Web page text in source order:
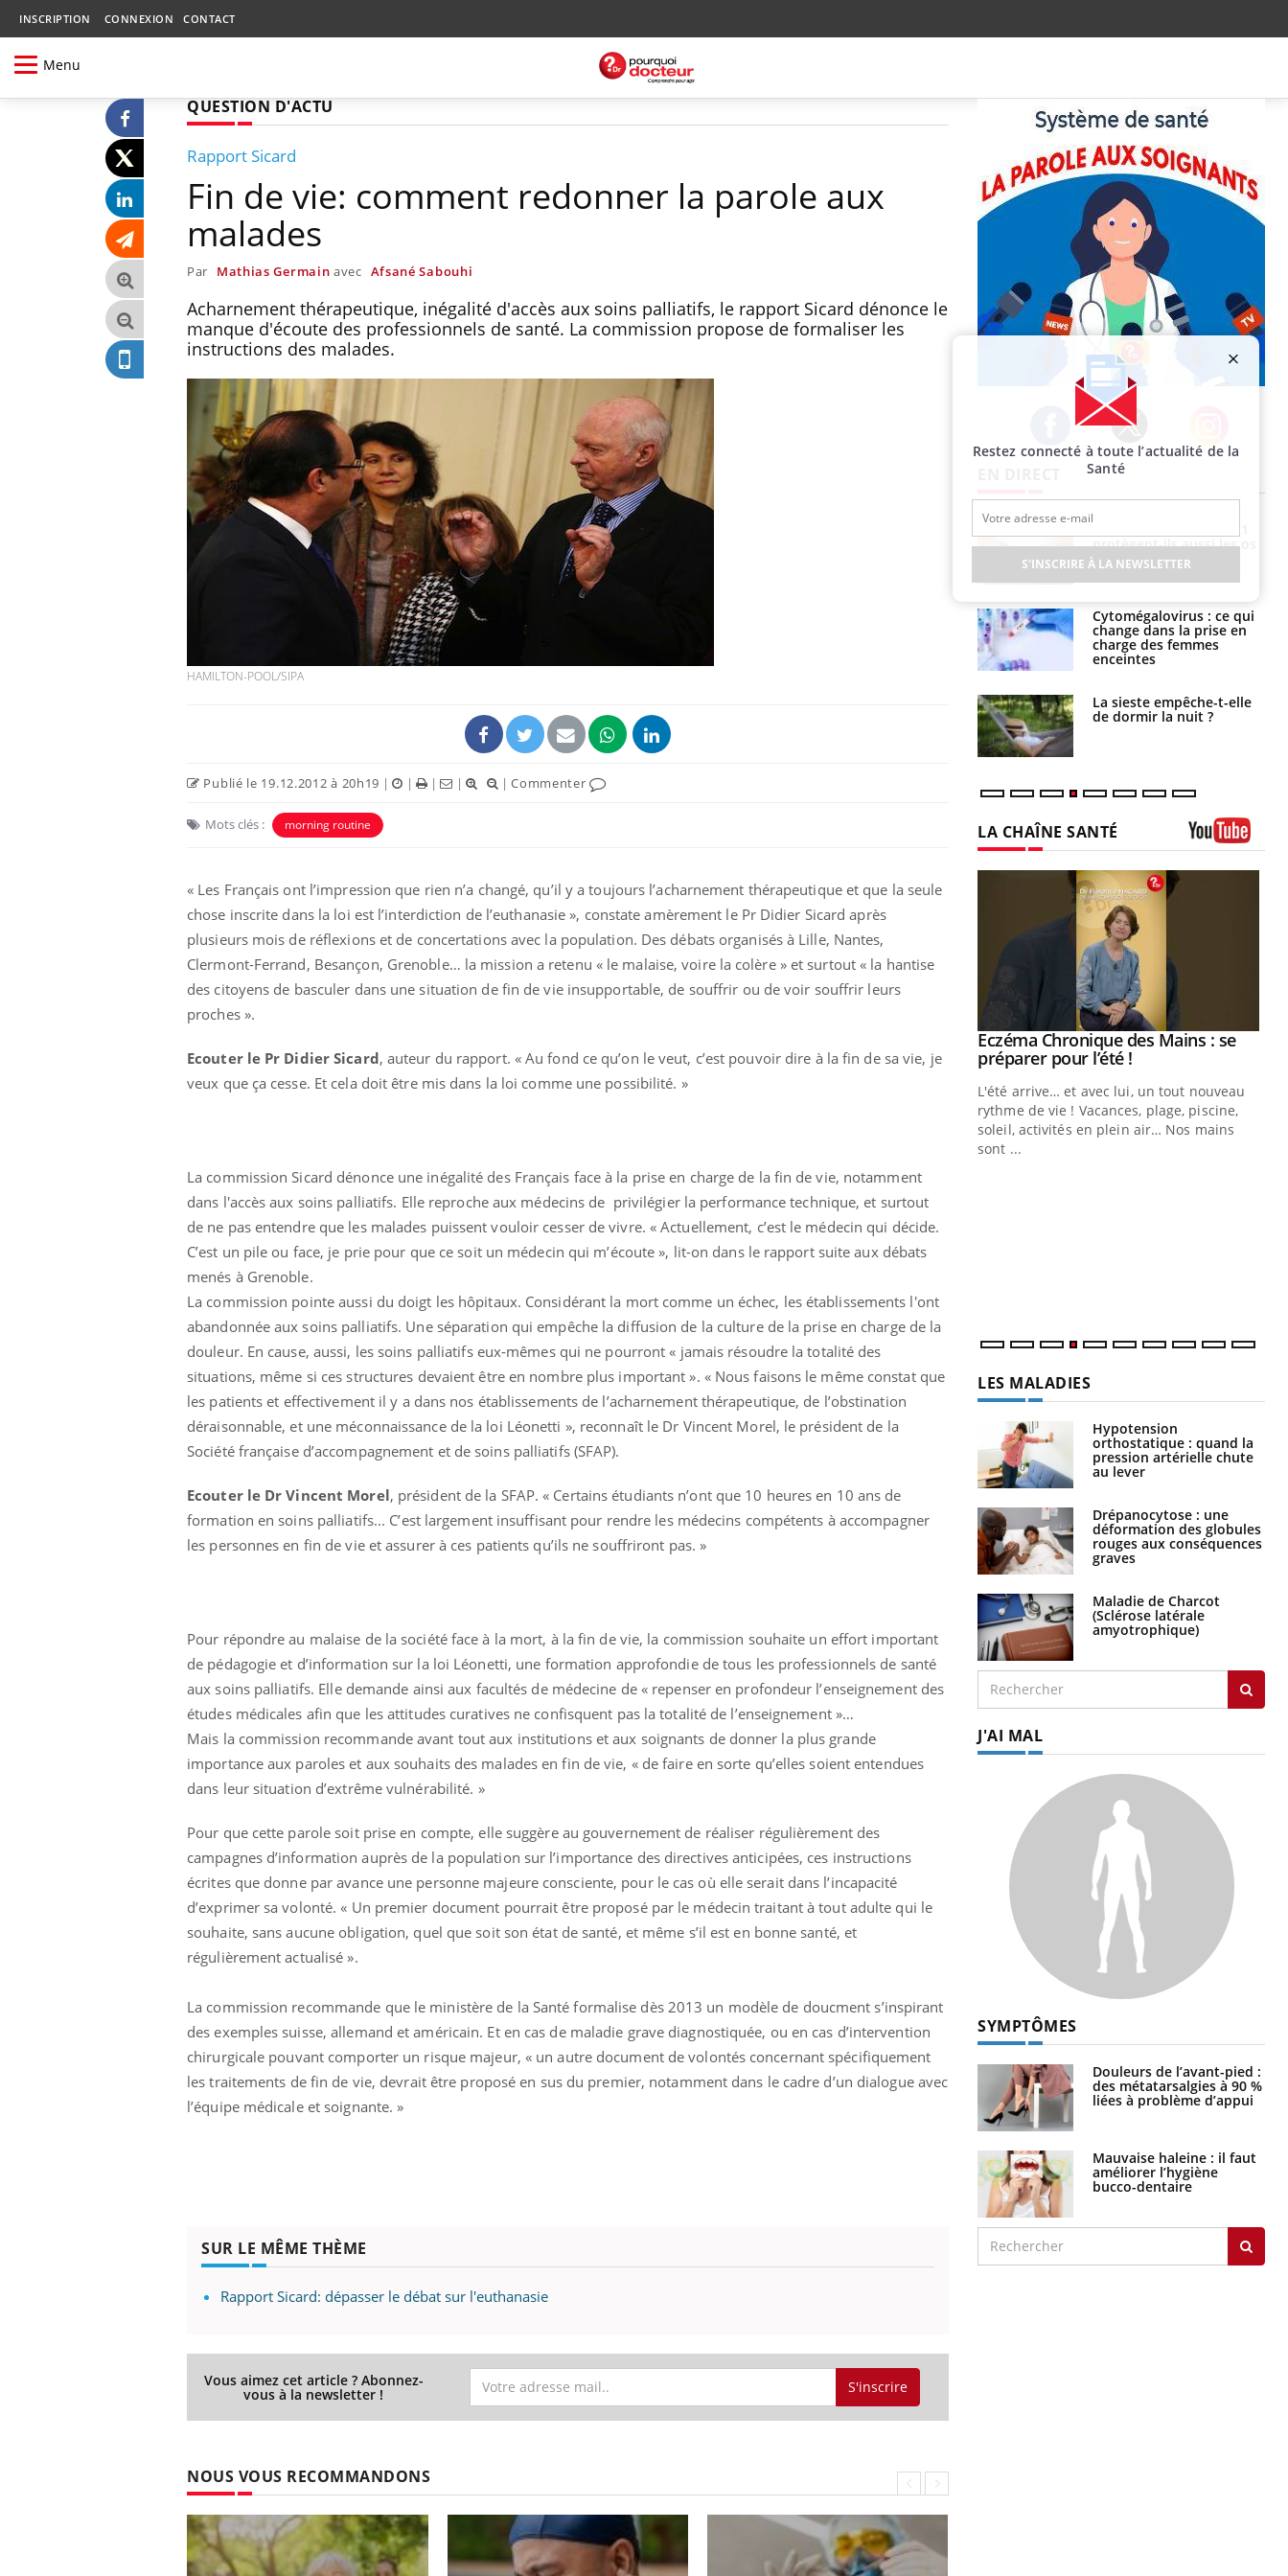
INSCRIPTION CONNEXION CONTACT
Menu
QUESTION D'ACTU
Rapport Sicard
Fin de vie: comment redonner la parole aux
malades
Par Mathias Germain avec Afsané Sabouhi
Acharnement thérapeutique, inégalité d'accès aux soins palliatifs, le rapport Sicard dénonce le
manque d'écoute des professionnels de santé. La commission propose de formaliser les
instructions des malades.
HAMILTON-POOL/SIPA
Publié le 19.12.2012 à 20h19 | | | | |Commenter
Mots clés : morning routine
« Les Français ont l’impression que rien n’a changé, qu’il y a toujours l’acharnement thérapeutique et que la seule
chose inscrite dans la loi est l’interdiction de l’euthanasie », constate amèrement le Pr Didier Sicard après
plusieurs mois de réflexions et de concertations avec la population. Des débats organisés à Lille, Nantes,
Clermont-Ferrand, Besançon, Grenoble… la mission a retenu « le malaise, voire la colère » et surtout « la hantise
des citoyens de basculer dans une situation de fin de vie insupportable, de souffrir ou de voir souffrir leurs
proches ».
Ecouter le Pr Didier Sicard, auteur du rapport. « Au fond ce qu’on le veut, c’est pouvoir dire à la fin de sa vie, je
veux que ça cesse. Et cela doit être mis dans la loi comme une possibilité. »
La commission Sicard dénonce une inégalité des Français face à la prise en charge de la fin de vie, notamment
dans l'accès aux soins palliatifs. Elle reproche aux médecins de privilégier la performance technique, et surtout
de ne pas entendre que les malades puissent vouloir cesser de vivre. « Actuellement, c’est le médecin qui décide.
C’est un pile ou face, je prie pour que ce soit un médecin qui m’écoute », lit-on dans le rapport suite aux débats
menés à Grenoble.
La commission pointe aussi du doigt les hôpitaux. Considérant la mort comme un échec, les établissements l'ont
abandonnée aux soins palliatifs. Une séparation qui empêche la diffusion de la culture de la prise en charge de la
douleur. En cause, aussi, les soins palliatifs eux-mêmes qui ne pourront « jamais résoudre la totalité des
situations, même si ces structures devaient être en nombre plus important ». « Nous faisons le même constat que
les patients et effectivement il y a dans nos établissements de l’acharnement thérapeutique, de l’obstination
déraisonnable, et une méconnaissance de la loi Léonetti », reconnaît le Dr Vincent Morel, le président de la
Société française d’accompagnement et de soins palliatifs (SFAP).
Ecouter le Dr Vincent Morel, président de la SFAP. « Certains étudiants n’ont que 10 heures en 10 ans de
formation en soins palliatifs... C’est largement insuffisant pour rendre les médecins compétents à accompagner
les personnes en fin de vie et assurer à ces patients qu’ils ne souffriront pas. »
Pour répondre au malaise de la société face à la mort, à la fin de vie, la commission souhaite un effort important
de pédagogie et d’information sur la loi Léonetti, une formation approfondie de tous les professionnels de santé
aux soins palliatifs. Elle demande ainsi aux facultés de médecine de « repenser en profondeur l’enseignement des
études médicales afin que les attitudes curatives ne confisquent pas la totalité de l’enseignement »…
Mais la commission recommande avant tout aux institutions et aux soignants de donner la plus grande
importance aux paroles et aux souhaits des malades en fin de vie, « de faire en sorte qu’elles soient entendues
dans leur situation d’extrême vulnérabilité. »
Pour que cette parole soit prise en compte, elle suggère au gouvernement de réaliser régulièrement des
campagnes d’information auprès de la population sur l’importance des directives anticipées, ces instructions
écrites que donne par avance une personne majeure consciente, pour le cas où elle serait dans l’incapacité
d’exprimer sa volonté. « Un premier document pourrait être proposé par le médecin traitant à tout adulte qui le
souhaite, sans aucune obligation, quel que soit son état de santé, et même s’il est en bonne santé, et
régulièrement actualisé ».
La commission recommande que le ministère de la Santé formalise dès 2013 un modèle de doucment s’inspirant
des exemples suisse, allemand et américain. Et en cas de maladie grave diagnostiquée, ou en cas d’intervention
chirurgicale pouvant comporter un risque majeur, « un autre document de volontés concernant spécifiquement
les traitements de fin de vie, devrait être proposé en sus du premier, notamment dans le cadre d’un dialogue avec
l’équipe médicale et soignante. »
SUR LE MÊME THÈME
Rapport Sicard: dépasser le débat sur l'euthanasie
Vous aimez cet article ? Abonnez-
vous à la newsletter ! S'inscrire
NOUS VOUS RECOMMANDONS
Facebook Twitter Instagram
Syndrome métabolique :
quels sont les meilleurs
exercices physiques ?
Comment éviter une otite
pendant les vacances ?
Mortalité infantile : un
rapport s’interroge sur
son taux élevé en France
naturel attire l'attention
écrans en vacances ?
protègent-ils aussi les os
?
Cytomégalovirus : ce qui
change dans la prise en
charge des femmes
enceintes
La sieste empêche-t-elle
de dormir la nuit ?
LA CHAÎNE SANTÉ
expliquer ma maladie Youtube
Il y a des sujets qui sont faciles à aborder...
prévenirYoutube
Fatigue, irritabilité, brouillard mental ou
osait en parler??Youtube
Youtube
Eczéma Chronique des Mains : se
préparer pour l’été !Youtube
L'été arrive… et avec lui, un tout nouveau
rythme de vie ! Vacances, plage, piscine,
soleil, activités en plein air… Nos mains
sont ...
LES MALADIES
Hypotension
orthostatique : quand la
pression artérielle chute
au lever
Drépanocytose : une
déformation des globules
rouges aux conséquences
graves
Maladie de Charcot
(Sclérose latérale
amyotrophique)
J'AI MAL
SYMPTÔMES
Douleurs de l’avant-pied :
des métatarsalgies à 90 %
liées à problème d’appui
Mauvaise haleine : il faut
améliorer l’hygiène
bucco-dentaire
Restez connecté à toute l’actualité de la
Santé
S'INSCRIRE À LA NEWSLETTER